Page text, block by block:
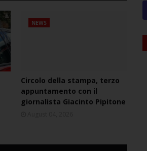
NEWS
Circolo della stampa, terzo
appuntamento con il
giornalista Giacinto Pipitone